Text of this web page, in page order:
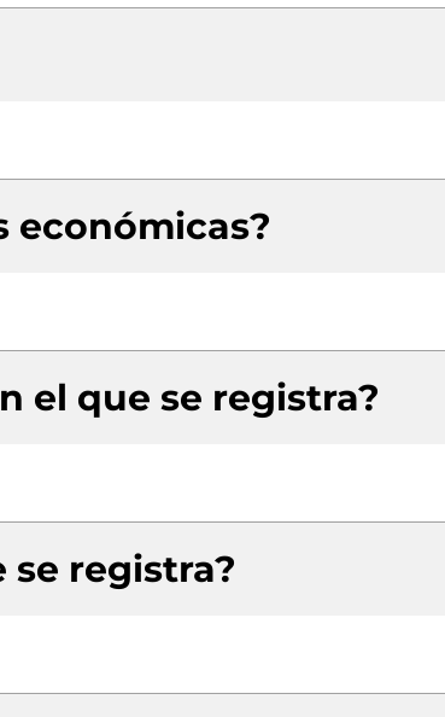
económicas?
el que se registra?
se registra?